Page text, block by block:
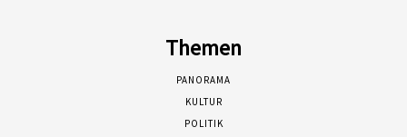
Themen
PANORAMA
KULTUR
POLITIK